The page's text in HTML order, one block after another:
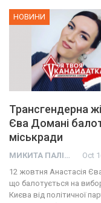
НОВИНИ
Трансгендерна
Єва Домані
міськради
МИКИТА ПАЛІЙ Oct
12 жовтня Анастасія
що балотується на
Києва від політичної